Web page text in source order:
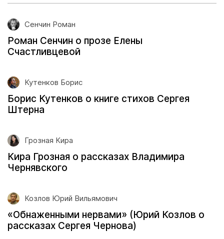
Сенчин Роман
Роман Сенчин о прозе Елены
Счастливцевой
Кутенков Борис
Борис Кутенков о книге стихов Сергея
Штерна
Грозная Кира
Кира Грозная о рассказах Владимира
Чернявского
Козлов Юрий Вильямович
«Обнаженными нервами» (Юрий Козлов о
рассказах Сергея Чернова)